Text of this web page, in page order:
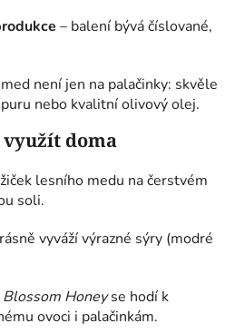
– balení bývá číslované,
není jen na palačinky: skvěle
nebo kvalitní olivový olej.
doma
lesního medu na čerstvém
soli.
vyváží výrazné sýry (modré
Blossom Honeyse hodí k
ovoci i palačinkám.